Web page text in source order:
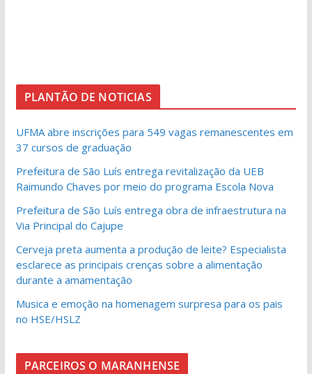
PLANTÃO DE NOTICIAS
UFMA abre inscrições para 549 vagas remanescentes em
37 cursos de graduação
Prefeitura de São Luís entrega revitalização da UEB
Raimundo Chaves por meio do programa Escola Nova
Prefeitura de São Luís entrega obra de infraestrutura na
Via Principal do Cajupe
Cerveja preta aumenta a produção de leite? Especialista
esclarece as principais crenças sobre a alimentação
durante a amamentação
Musica e emoção na homenagem surpresa para os pais
no HSE/HSLZ
PARCEIROS O MARANHENSE